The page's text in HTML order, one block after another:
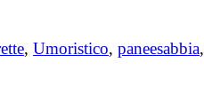
, Umoristico, paneesabbia,